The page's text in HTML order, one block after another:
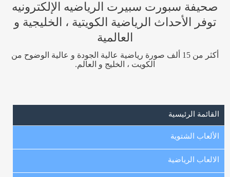
صحيفة سبورت سبيرت الرياضيه الإلكترونيه
توفر الأحداث الرياضية الكويتية ، الخليجية و
العالمية
أكثر من 15 ألف صورة رياضية عالية الجودة و عالية الوضوح من
الكويت ، الخليج و العالم.
القائمة الرئيسية
الألعاب الشتوية
الالعاب الرياضية